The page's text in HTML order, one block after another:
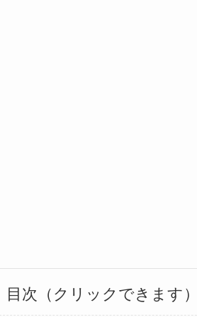
目次（クリックできます